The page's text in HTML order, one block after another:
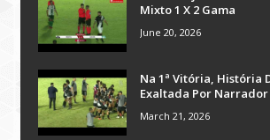
Mixto 1 X 2 Gama
June 20, 2026
Na 1ª Vitória, História
Exaltada Por Narrador
March 21, 2026